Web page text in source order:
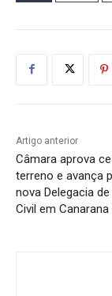
Artigo anterior
Câmara aprova
terreno e avança
nova Delegacia
Civil em Canarana